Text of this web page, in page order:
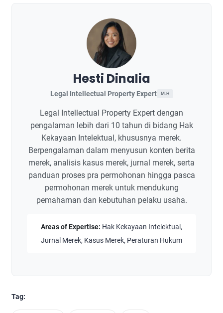
Hesti Dinalia
Legal Intellectual Property Expert M.H
Legal Intellectual Property Expert dengan
pengalaman lebih dari 10 tahun di bidang Hak
Kekayaan Intelektual, khususnya merek.
Berpengalaman dalam menyusun konten berita
merek, analisis kasus merek, jurnal merek, serta
panduan proses pra permohonan hingga pasca
permohonan merek untuk mendukung
pemahaman dan kebutuhan pelaku usaha.
Areas of Expertise: Hak Kekayaan Intelektual,
Jurnal Merek, Kasus Merek, Peraturan Hukum
Tag: